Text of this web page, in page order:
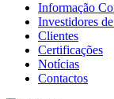
Informação
Investidores
Clientes
Certificações
Notícias
Contactos